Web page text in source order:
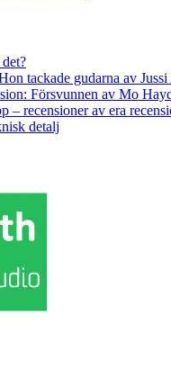
tackade gudarna av
Försvunnen av Mo
– recensioner av era
detalj